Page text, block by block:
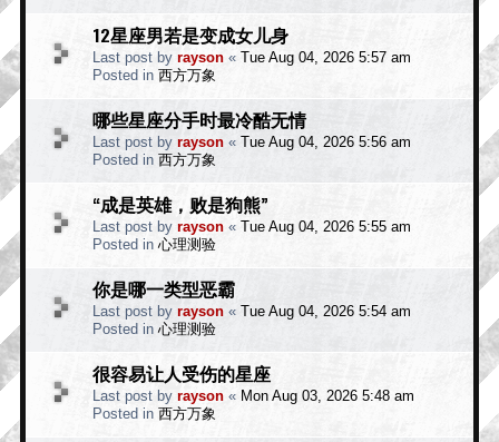
12星座男若是变成女儿身
Last post by rayson « Tue Aug 04, 2026 5:57 am
Posted in 西方万象
哪些星座分手时最冷酷无情
Last post by rayson « Tue Aug 04, 2026 5:56 am
Posted in 西方万象
“成是英雄，败是狗熊”
Last post by rayson « Tue Aug 04, 2026 5:55 am
Posted in心理测验
你是哪一类型恶霸
Last post by rayson « Tue Aug 04, 2026 5:54 am
Posted in 心理测验
很容易让人受伤的星座
Last post by rayson « Mon Aug 03, 2026 5:48 am
Posted in 西方万象